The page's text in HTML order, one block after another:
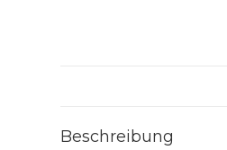
Beschreibung